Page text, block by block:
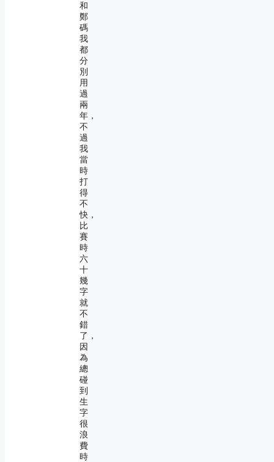
和
鄭
碼
我
都
分
別
用
過
兩
年，
不
過
我
當
時
打
得
不
快，
比
賽
時
六
十
幾
字
就
不
錯
了，
因
為
總
碰
到
生
字
很
浪
費
時